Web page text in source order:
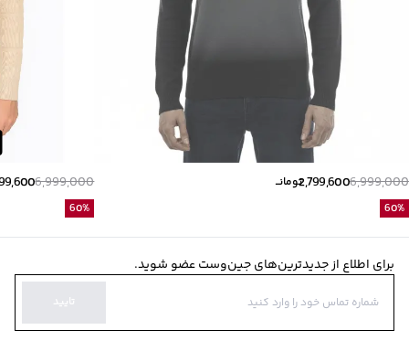
6,999,000
2,799,600تومانــ
60%
6,999,000
60%
برای اطلاع از جدیدترین‌های جین‌وست عضو شوید.
تایید